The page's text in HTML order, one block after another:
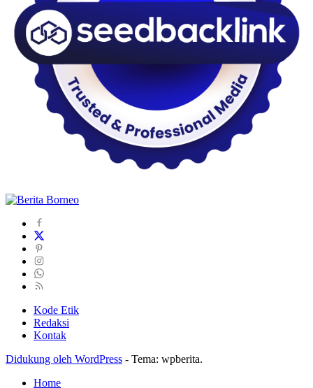
Kode Etik
Redaksi
Kontak
Didukung oleh WordPress - Tema: wpberita.
Home